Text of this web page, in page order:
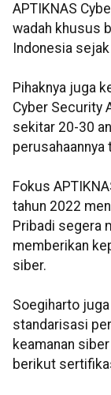
APTIKNAS
wadah khusus
Indonesia
Pihaknya juga
Cyber Security
sekitar 20-30
perusahaannya
Fokus
tahun 2022
Pribadi segera
memberikan
siber.
Soegiharto
standarisasi
keamanan
berikut